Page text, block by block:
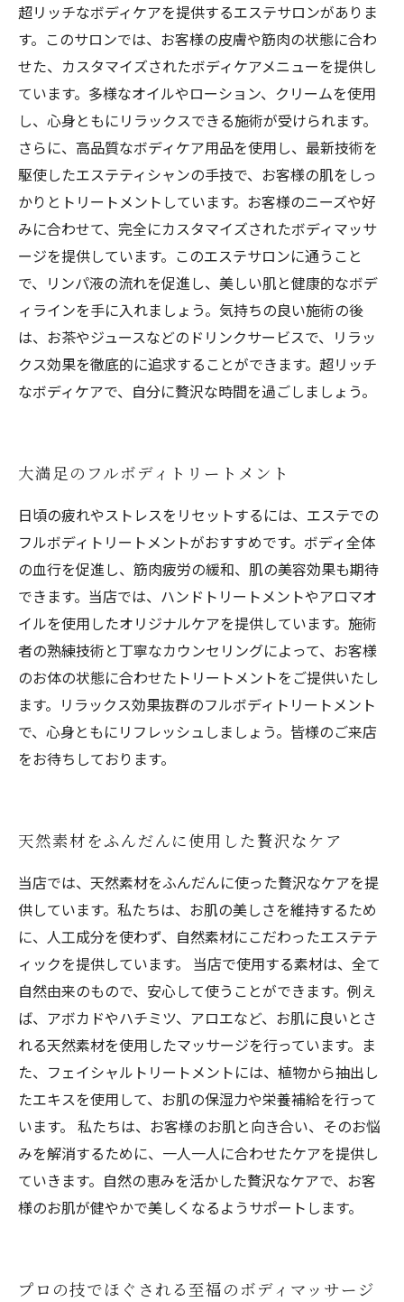
超リッチなボディケアを提供するエステサロンがありま
す。このサロンでは、お客様の皮膚や筋肉の状態に合わ
せた、カスタマイズされたボディケアメニューを提供し
ています。多様なオイルやローション、クリームを使用
し、心身ともにリラックスできる施術が受けられます。
さらに、高品質なボディケア用品を使用し、最新技術を
駆使したエステティシャンの手技で、お客様の肌をしっ
かりとトリートメントしています。お客様のニーズや好
みに合わせて、完全にカスタマイズされたボディマッサ
ージを提供しています。このエステサロンに通うこと
で、リンパ液の流れを促進し、美しい肌と健康的なボデ
ィラインを手に入れましょう。気持ちの良い施術の後
は、お茶やジュースなどのドリンクサービスで、リラッ
クス効果を徹底的に追求することができます。超リッチ
なボディケアで、自分に贅沢な時間を過ごしましょう。
大満足のフルボディトリートメント
日頃の疲れやストレスをリセットするには、エステでの
フルボディトリートメントがおすすめです。ボディ全体
の血行を促進し、筋肉疲労の緩和、肌の美容効果も期待
できます。当店では、ハンドトリートメントやアロマオ
イルを使用したオリジナルケアを提供しています。施術
者の熟練技術と丁寧なカウンセリングによって、お客様
のお体の状態に合わせたトリートメントをご提供いたし
ます。リラックス効果抜群のフルボディトリートメント
で、心身ともにリフレッシュしましょう。皆様のご来店
をお待ちしております。
天然素材をふんだんに使用した贅沢なケア
当店では、天然素材をふんだんに使った贅沢なケアを提
供しています。私たちは、お肌の美しさを維持するため
に、人工成分を使わず、自然素材にこだわったエステテ
ィックを提供しています。 当店で使用する素材は、全て
自然由来のもので、安心して使うことができます。例え
ば、アボカドやハチミツ、アロエなど、お肌に良いとさ
れる天然素材を使用したマッサージを行っています。ま
た、フェイシャルトリートメントには、植物から抽出し
たエキスを使用して、お肌の保湿力や栄養補給を行って
います。 私たちは、お客様のお肌と向き合い、そのお悩
みを解消するために、一人一人に合わせたケアを提供し
ていきます。自然の恵みを活かした贅沢なケアで、お客
様のお肌が健やかで美しくなるようサポートします。
プロの技でほぐされる至福のボディマッサージ